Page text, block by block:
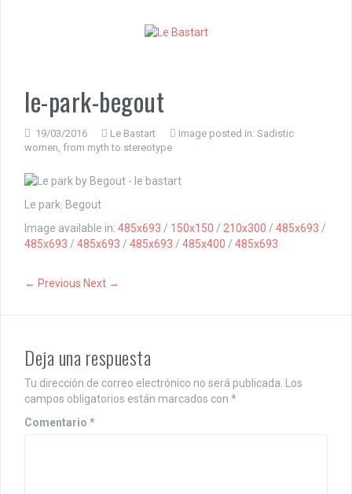
le-park-begout
19/03/2016 Le Bastart Image posted in: Sadistic
women, from myth to stereotype
Le park. Begout
Image available in: 485x693 / 150x150 / 210x300 / 485x693 /
485x693 / 485x693 / 485x693 / 485x400 / 485x693
← Previous Next →
Deja una respuesta
Tu dirección de correo electrónico no será publicada. Los
campos obligatorios están marcados con *
Comentario *